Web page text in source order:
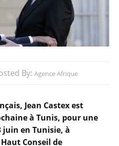
By: Agence Afrique
Jean Castex est
à Tunis, pour une
juin en Tunisie, à
Conseil de